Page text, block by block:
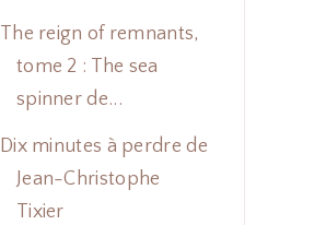
The reign of remnants,
tome 2 : The sea
spinner de...
Dix minutes à perdre de
Jean-Christophe
Tixier